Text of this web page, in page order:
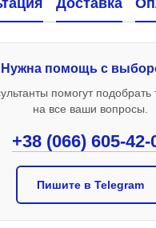
Нужна помощь с
помогут подобрать
на все ваши вопросы.
+38 (066) 605-42-
Пишите в Telegram